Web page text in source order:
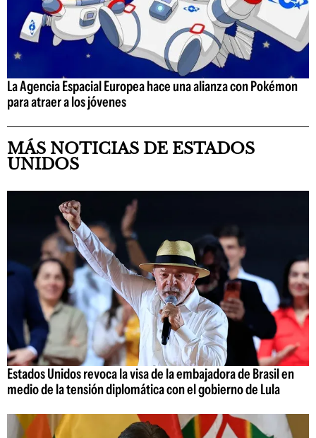
La Agencia Espacial Europea hace una alianza con Pokémon
para atraer a los jóvenes
MÁS NOTICIAS DE ESTADOS
UNIDOS
Estados Unidos revoca la visa de la embajadora de Brasil en
medio de la tensión diplomática con el gobierno de Lula